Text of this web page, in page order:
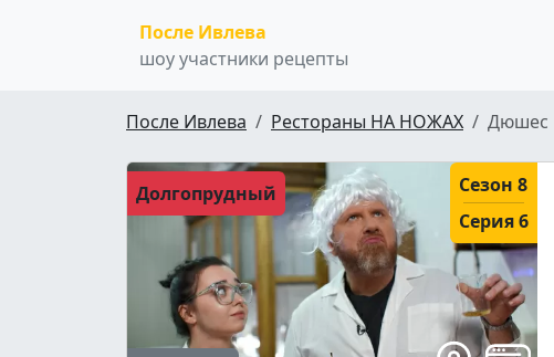
После Ивлева
шоу участники рецепты
После Ивлева Рестораны НА НОЖАХ Дюшес
Долгопрудный
Сезон 8
Серия 6